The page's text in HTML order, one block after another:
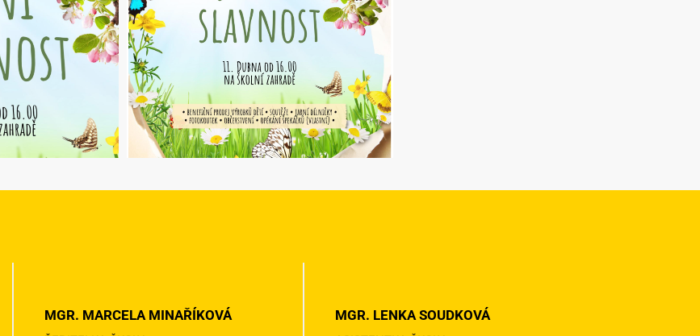
MGR. MARCELA MINAŘÍKOVÁ MGR. LENKA SOUDKOVÁ